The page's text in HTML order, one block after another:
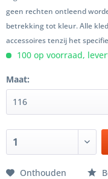
geen rechten ontleend
betrekking tot kleur. Alle
accessoires tenzij het
100 op voorraad,
Maat:
Onthouden